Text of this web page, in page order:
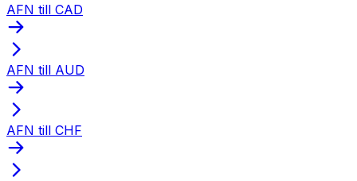
AFN till CAD
AFN till AUD
AFN till CHF